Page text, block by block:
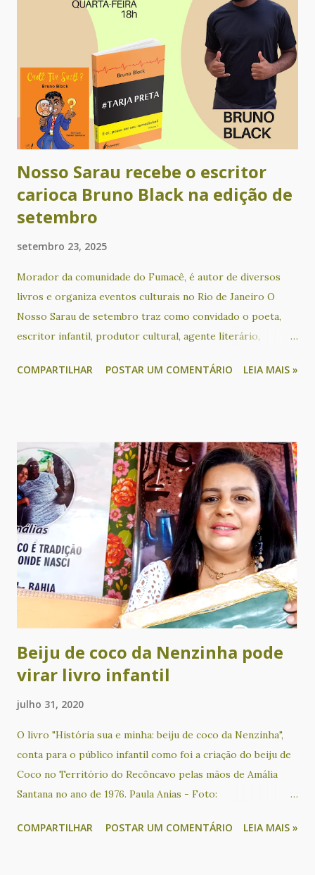
Leilane Fernandes, Dilma de Andrade, Faba, Gabriela Ladrón
de Guevara, Graciela Romero, Jooselene Neggra Black,
Jorge Alfredo Castillo Moreno, Lican Javier M., Ligia
Helena Carvalho, Manuela Barreto, Mariana Valle, Mariney
Klecz, Martín Nigromante, Nhyin - o Gnomo do Arco-íris,
Priscila Moreira, Rebeca Carvalho, Regina Alves, Rita
Queiroz­, Rosania Alves, Sérgio Augusto Fer...
Nosso Sarau recebe o escritor
carioca Bruno Black na edição de
setembro
setembro 23, 2025
Morador da comunidade do Fumacê, é autor de diversos
livros e organiza eventos culturais no Rio de Janeiro O
Nosso Sarau de setembro traz como convidado o poeta,
escritor infantil, produtor cultural, agente literário,
Bruno Black, que acontece no dia 24, das 18h às 21h30, no
autógrafos de duas de suas obras: Tarja Preta (poesia) e
Cadê Tia Suely? (infantil). O evento ainda tem recital de
poesia com Alvorecer Santos, Ametista Nunes, Cacau
Novaes, Glória Terra, Lícia Souza, Lucas de Matos, Pareta
Calderasch, Rita Pinheiro, Rosana Paulo e Valdeck Almeida
de Jesus. Além disso, a noite será animada com
apresentações musicais de Chá Rize e Sílvio Correia. Com
produção e curadoria de Cacau Novaes e coordenação
artística de Alvorecer Santos, o Nosso Sarau é um evento
gratui...
COMPARTILHAR POSTAR UM COMENTÁRIO LEIA MAIS »
Beiju de coco da Nenzinha pode
virar livro infantil
julho 31, 2020
O livro "História sua e minha: beiju de coco da Nenzinha",
conta para o público infantil como foi a criação do beiju de
Coco no Território do Recôncavo pelas mãos de Amália
Santana no ano de 1976. Paula Anias - Foto:
tradição da culinária do recôncavo baiano e conhecer sua
COMPARTILHAR POSTAR UM COMENTÁRIO LEIA MAIS »